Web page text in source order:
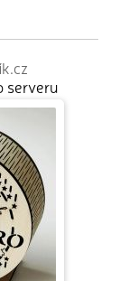
serveru